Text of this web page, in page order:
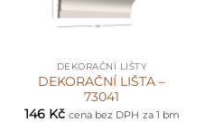
DEKORAČNÍ LIŠTY
DEKORAČNÍ LIŠTA –
73041
146 Kč cena bez DPH za 1 bm